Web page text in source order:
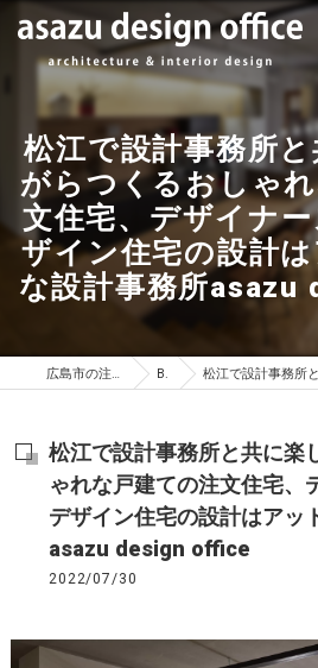
松江で設計事務所
がらつくるおしゃ
文住宅、デザイナ
ザイン住宅の設計
な設計事務所
広島市の注文住宅はasazu design office BLOG 松江で設計事務所と共に楽しみながらつくるおしゃれな戸建
松江で設計事務所と共に楽
ゃれな戸建ての注文住宅、
デザイン住宅の設計はアッ
asazu design office
2022/07/30